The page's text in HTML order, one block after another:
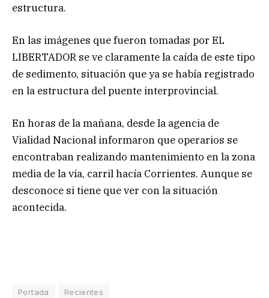
estructura.
En las imágenes que fueron tomadas por EL
LIBERTADOR se ve claramente la caída de este tipo
de sedimento, situación que ya se había registrado
en la estructura del puente interprovincial.
En horas de la mañana, desde la agencia de
Vialidad Nacional informaron que operarios se
encontraban realizando mantenimiento en la zona
media de la vía, carril hacía Corrientes. Aunque se
desconoce si tiene que ver con la situación
acontecida.
Portada Recientes